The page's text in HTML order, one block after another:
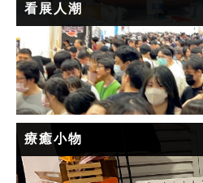
看展人潮
療癒小物